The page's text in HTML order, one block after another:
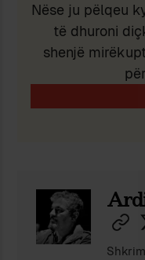
Nëse ju pëlqeu
të dhuroni
shenjë